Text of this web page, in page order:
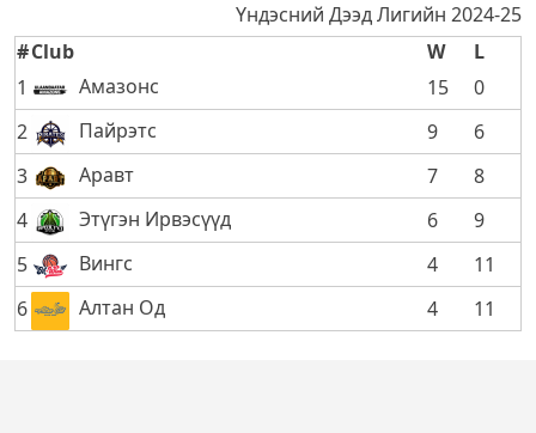
Үндэсний Дээд Лигийн 2024-25
#Club W
L
1
Амазонс 15
0
2
Пайрэтс 9
6
3
Аравт 7
8
4
Этүгэн Ирвэсүүд 6
9
5
Вингс 4
11
6
Алтан Од 4 11